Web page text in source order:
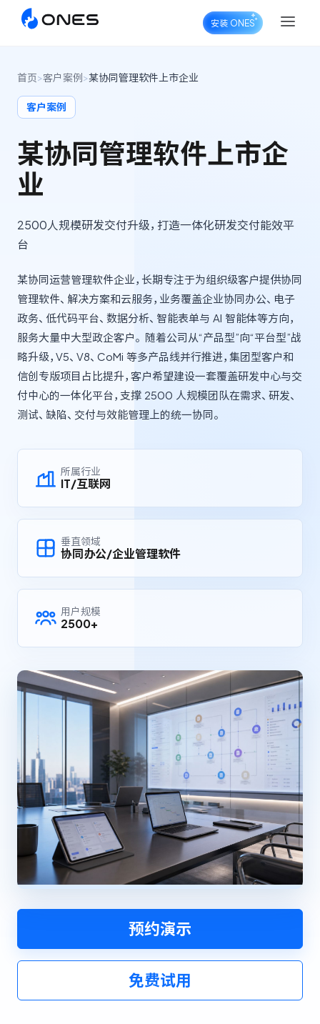
ONES Project
ONES Wiki
敏捷研发管理
企业知识库管理
瀑布项目管理
DevOps
服务台和工单管理
ASPICE 研发管理
ONES 资讯
安装 ONES
首页 >客户案例 >某协同管理软件上市企业
客户案例
某协同管理软件上市企
业
2500人规模研发交付升级，打造一体化研发交付能效平
台
某协同运营管理软件企业，长期专注于为组织级客户提供协同
管理软件、解决方案和云服务，业务覆盖企业协同办公、电子
政务、低代码平台、数据分析、智能表单与 AI 智能体等方向，
服务大量中大型政企客户。 随着公司从“产品型”向“平台型”战
略升级，V5、V8、CoMi 等多产品线并行推进，集团型客户和
信创专版项目占比提升，客户希望建设一套覆盖研发中心与交
付中心的一体化平台，支撑 2500 人规模团队在需求、研发、
测试、缺陷、交付与效能管理上的统一协同。
所属行业
IT/互联网
垂直领域
协同办公/企业管理软件
用户规模
2500+
预约演示
免费试用